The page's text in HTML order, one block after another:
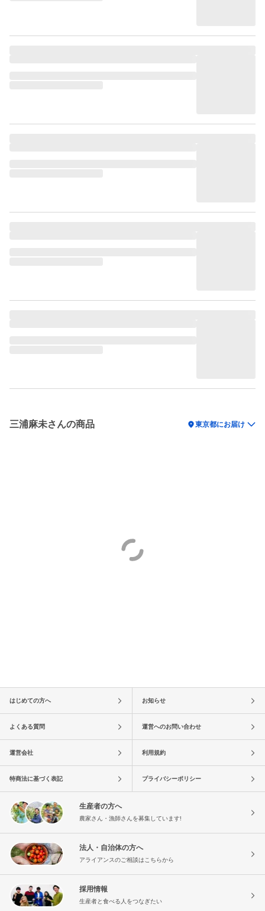
三浦麻未さんの商品 location_on東京都にお届け
はじめての方へ お知らせ
よくある質問 運営へのお問い合わせ
運営会社 利用規約
特商法に基づく表記 プライバシーポリシー
生産者の方へ
農家さん・漁師さんを募集しています!
法人・自治体の方へ
アライアンスのご相談はこちらから
採用情報
生産者と食べる人をつなぎたい